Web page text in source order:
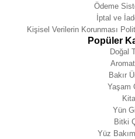
Ödeme
İptal ve
Kişisel Verilerin Korunması
Popüler
Doğal
Bakır
Yaşam
Yün
Bitki
Yüz